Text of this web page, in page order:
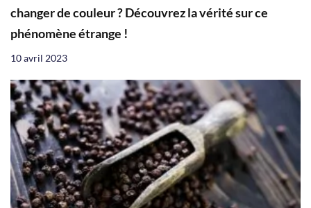
changer de couleur ? Découvrez la vérité sur ce
phénomène étrange !
10 avril 2023